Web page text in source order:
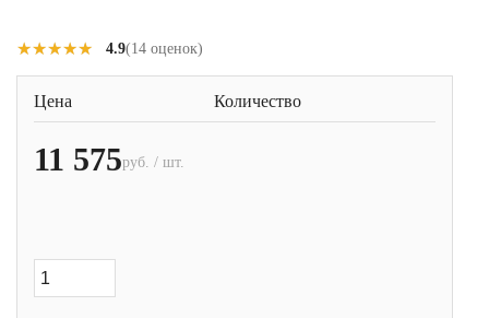
★★★★★
★★★★★ 4.9(14 оценок)
Цена Количество
11 575руб. / шт.